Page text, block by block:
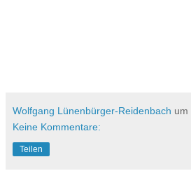
Wolfgang Lünenbürger-Reidenbach um
Keine Kommentare:
Teilen